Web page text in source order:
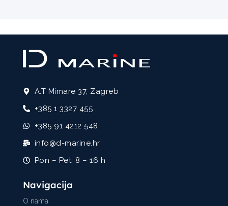
A.T Mimare 37, Zagreb
+385 1 3327 455
+385 91 4212 548
info@d-marine.hr
Pon – Pet: 8 – 16 h
Navigacija
O nama